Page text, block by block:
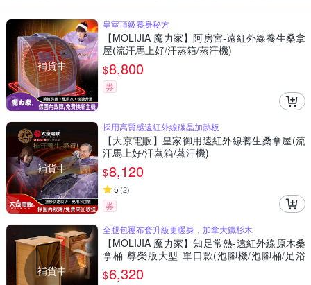
補貨中
皇室頂級養身秘方
【MOLIJIA 魔力家】阿房宮-遠紅外線養生桑拿
屋(流汗馬上好/汗蒸箱/蒸汗機)
$8,800
券
補貨中
採用高質感遠紅外線碳晶加熱板
【大京電販】皇家御用遠紅外線養生桑拿屋(流
汗馬上好/汗蒸箱/蒸汗機)
$8,120
5 (2)
券
補貨中
全腿包覆布套升級更暖身，加拿大鐵杉木
【MOLIJIA 魔力家】知足常熱-遠紅外線原木桑
拿桶-尊榮版大型-單口款(泡腳機/泡腳桶/足浴
機/蒸腳機/烘腳機/暖腳機)
$6,320